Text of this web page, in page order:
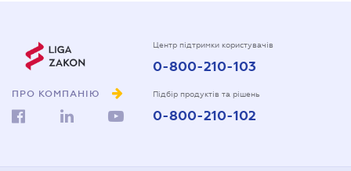
ПРО КОМПАНІЮ
Центр підтримки користувачів
0-800-210-103
Підбір продуктів та рішень
0-800-210-102